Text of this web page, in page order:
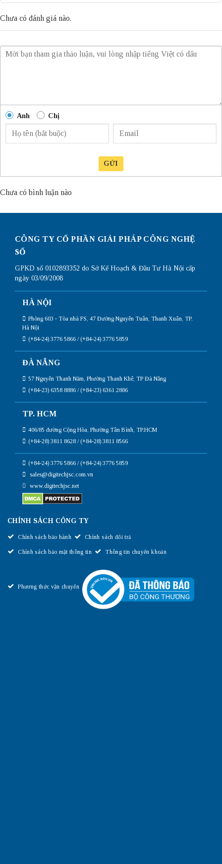
Chưa có đánh giá nào.
Anh Chị
GỬI
Chưa có bình luận nào
CÔNG TY CỔ PHẦN GIẢI PHÁP CÔNG NGHỆ
SỐ
GPKD số 0102893352 do Sở Kế Hoạch & Đầu Tư Hà Nội cấp
ngày 03/09/2008
HÀ NỘI
Phòng 603 - Tòa nhà FS, 47 Đường Nguyễn Tuân, Thanh Xuân, TP.
Hà Nội
(+84-24) 3776 5866 / (+84-24) 3776 5859
ĐÀ NẴNG
57 Nguyễn Thanh Năm, Phường Thanh Khê, TP Đà Nẵng
(+84-23) 6358 8886 / (+84-23) 6361 2886
TP. HCM
406/85 đường Cộng Hòa, Phường Tân Bình, TP.HCM
(+84-28) 3811 8628 / (+84-28) 3811 8566
(+84-24) 3776 5866 / (+84-24) 3776 5859
sales@digitechjsc.com.vn
www.digitechjsc.net
CHÍNH SÁCH CÔNG TY
Chính sách bảo hành Chính sách đổi trả
Chính sách bảo mật thông tin Thông tin chuyển khoản
Phương thức vận chuyển